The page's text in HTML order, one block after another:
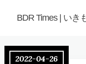
BDR Times | いき
2022-04-26